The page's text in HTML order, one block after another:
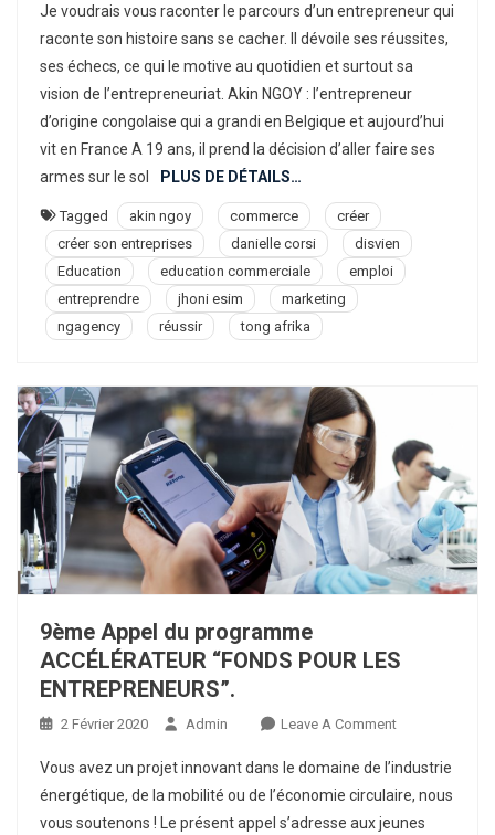
Ngoy,
Entre
L’échec
Et
La
Réussite
Et
Je voudrais vous raconter le parcours d’un entrepreneur qui
raconte son histoire sans se cacher. Il dévoile ses réussites,
ses échecs, ce qui le motive au quotidien et surtout sa
vision de l’entrepreneuriat. Akin NGOY : l’entrepreneur
d’origine congolaise qui a grandi en Belgique et aujourd’hui
vit en France A 19 ans, il prend la décision d’aller faire ses
armes sur le sol
PLUS DE DÉTAILS…
Tagged akin ngoy commerce
créer
créer son entreprises
danielle corsi
disvien
Education
education commerciale
emploi
entreprendre
jhoni esim
marketing
ngagency
réussir tong afrika
9ème Appel du programme
ACCÉLÉRATEUR “FONDS POUR LES
ENTREPRENEURS”.
2 Février 2020 Admin Leave A CommentOn
Appel
Du
Programme
Vous avez un projet innovant dans le domaine de l’industrie
énergétique, de la mobilité ou de l’économie circulaire, nous
vous soutenons ! Le présent appel s’adresse aux jeunes